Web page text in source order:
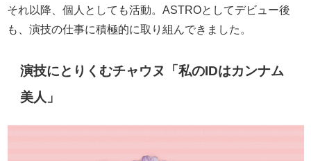
それ以降、個人としても活動。ASTROとしてデビュー後
も、演技の仕事に積極的に取り組んできました。
演技にとりくむチャウヌ「私のIDはカンナム
美人 」